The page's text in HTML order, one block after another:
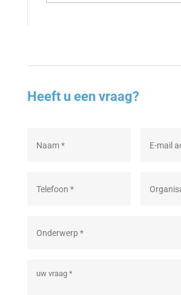
Heeft u een vraag?